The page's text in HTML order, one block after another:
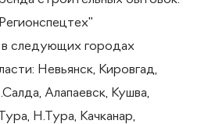
следующих городах
Невьянск, Кировгад,
Алапаевск, Кушва,
Н.Тура, Качканар,